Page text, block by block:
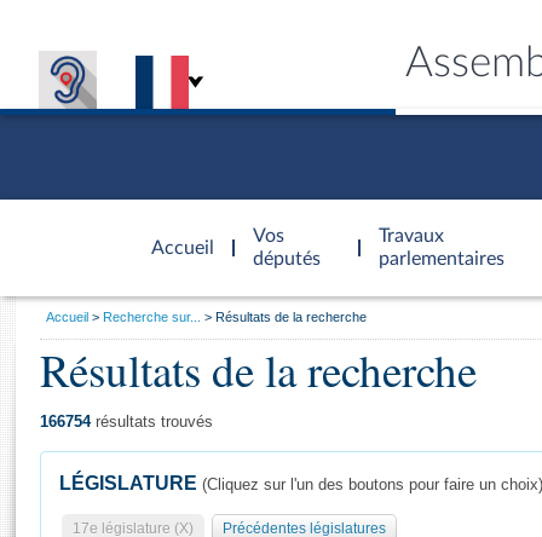
Accueil
d'accueil
Vos
députés
Travaux
parlementaires
Général
Vous
Accueil Recherche sur... Résultats de la recherche
Résultats de la recherche
166754résultats trouvés
LÉGISLATURE (Cliquez sur l'un des boutons pour faire un choix)
17e législature (X) Précédentes législatures